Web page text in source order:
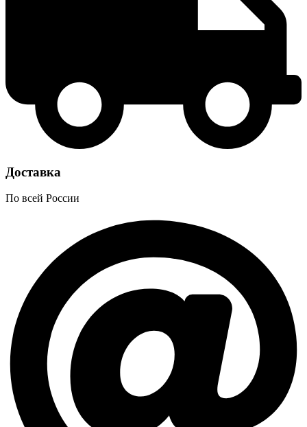
Доставка
По всей России